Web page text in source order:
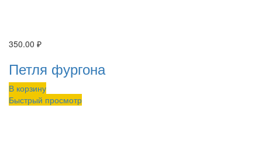
350.00 ₽
Петля фургона
В корзину
Быстрый просмотр